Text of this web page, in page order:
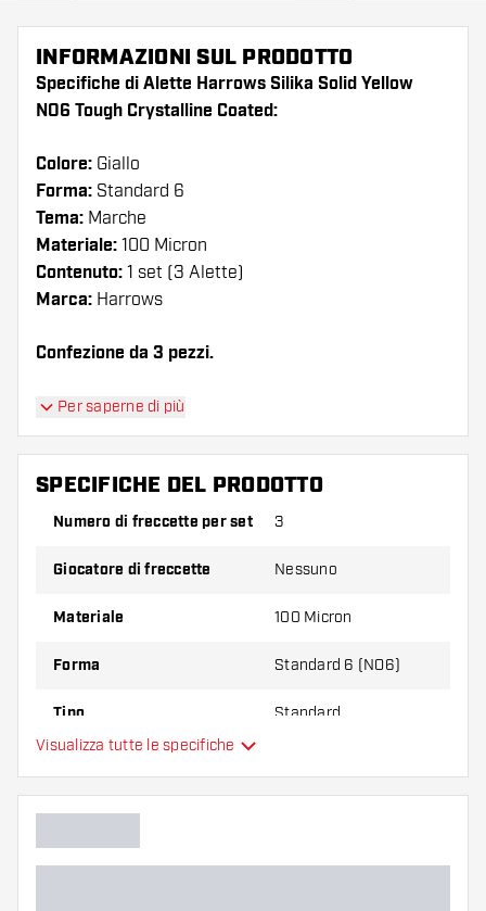
INFORMAZIONI SUL PRODOTTO
Specifiche di Alette Harrows Silika Solid Yellow
NO6 Tough Crystalline Coated:
Colore: Giallo
Forma: Standard 6
Tema: Marche
Materiale: 100 Micron
Contenuto: 1 set (3 Alette)
Marca: Harrows
Confezione da 3 pezzi.
Suggerimento di Dartshopper!
Assicuratevi di avere a portata di mano un gran
numero di alette e di astine. Questi possono
Provate una forma, un materiale o uno
variante vi si addice di più!
Per saperne di più
SPECIFICHE DEL PRODOTTO
Numero di freccette per set 3
Giocatore di freccette Nessuno
Materiale 100 Micron
Forma Standard 6 (NO6)
Tipo Standard
Colore principale
Visualizza tutte le specifiche